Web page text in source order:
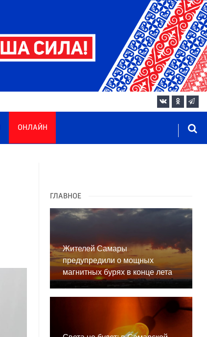
ОНЛАЙН
ГЛАВНОЕ
Жителей Самары
предупредили о мощных
магнитных бурях в конце лета